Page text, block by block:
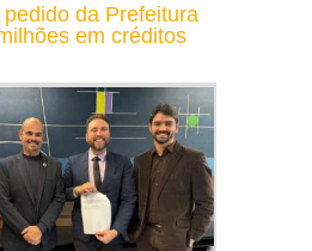
da Prefeitura
em créditos